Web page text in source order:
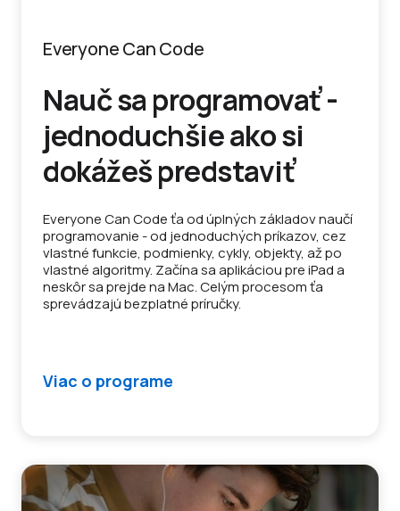
Everyone Can Code
Nauč sa programovať -
jednoduchšie ako si
dokážeš predstaviť
Everyone Can Code ťa od úplných základov naučí
programovanie - od jednoduchých príkazov, cez
vlastné funkcie, podmienky, cykly, objekty, až po
vlastné algoritmy. Začína sa aplikáciou pre iPad a
neskôr sa prejde na Mac. Celým procesom ťa
sprevádzajú bezplatné príručky.
Viac o programe